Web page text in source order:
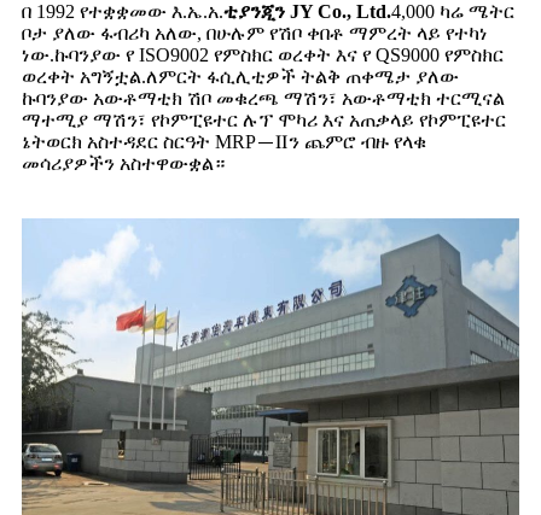
በ 1992 የተቋቋመው እ.ኤ.አ.ቲያንጂን JY Co., Ltd.4,000 ካሬ ሜትር
ቦታ ያለው ፋብሪካ አለው, በሁሉም የሽቦ ቀበቶ ማምረት ላይ የተካነ
ነው.ኩባንያው የ ISO9002 የምስክር ወረቀት እና የ QS9000 የምስክር
ወረቀት አግኝቷል.ለምርት ፋሲሊቲዎች ትልቅ ጠቀሜታ ያለው
ኩባንያው አውቶማቲክ ሽቦ መቁረጫ ማሽን፣ አውቶማቲክ ተርሚናል
ማተሚያ ማሽን፣ የኮምፒዩተር ሉፕ ሞካሪ እና አጠቃላይ የኮምፒዩተር
ኔትወርክ አስተዳደር ስርዓት MRP－Ⅱን ጨምሮ ብዙ የላቁ
መሳሪያዎችን አስተዋውቋል።